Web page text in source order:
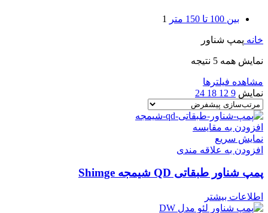
بین 100 تا 150 متر 1
خانه پمپ شناور
نمایش همه 5 نتیجه
مشاهده فیلترها
نمایش 9
12
18
24
افزودن به مقایسه
نمایش سریع
افزودن به علاقه مندی
پمپ شناور طبقاتی QD شیمجه Shimge
اطلاعات بیشتر